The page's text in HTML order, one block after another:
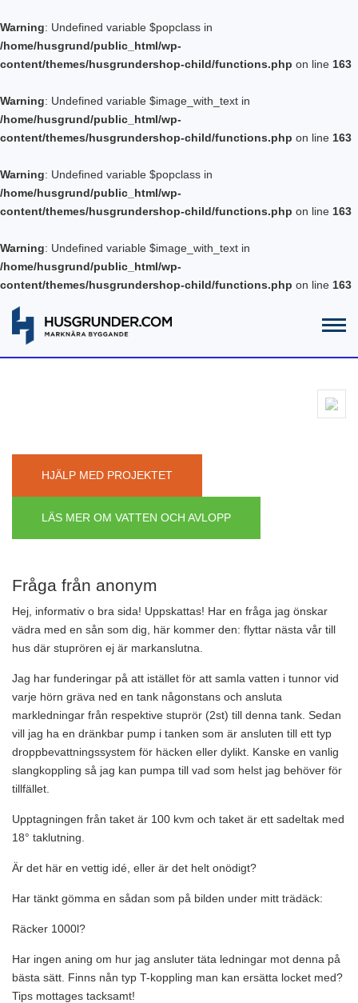
Warning: Undefined variable $popclass in
/home/husgrund/public_html/wp-
content/themes/husgrundershop-child/functions.php on line 163
Warning: Undefined variable $image_with_text in
/home/husgrund/public_html/wp-
content/themes/husgrundershop-child/functions.php on line 163
Warning: Undefined variable $popclass in
/home/husgrund/public_html/wp-
content/themes/husgrundershop-child/functions.php on line 163
Warning: Undefined variable $image_with_text in
/home/husgrund/public_html/wp-
content/themes/husgrundershop-child/functions.php on line 163
HJÄLP MED PROJEKTET
LÄS MER OM VATTEN OCH AVLOPP
Fråga från anonym
Hej, informativ o bra sida! Uppskattas! Har en fråga jag önskar
vädra med en sån som dig, här kommer den: flyttar nästa vår till
hus där stuprören ej är markanslutna.
Jag har funderingar på att istället för att samla vatten i tunnor vid
varje hörn gräva ned en tank någonstans och ansluta
markledningar från respektive stuprör (2st) till denna tank. Sedan
vill jag ha en dränkbar pump i tanken som är ansluten till ett typ
droppbevattningssystem för häcken eller dylikt. Kanske en vanlig
slangkoppling så jag kan pumpa till vad som helst jag behöver för
tillfället.
Upptagningen från taket är 100 kvm och taket är ett sadeltak med
18° taklutning.
Är det här en vettig idé, eller är det helt onödigt?
Har tänkt gömma en sådan som på bilden under mitt trädäck:
Räcker 1000l?
Har ingen aning om hur jag ansluter täta ledningar mot denna på
bästa sätt. Finns nån typ T-koppling man kan ersätta locket med?
Tips mottages tacksamt!